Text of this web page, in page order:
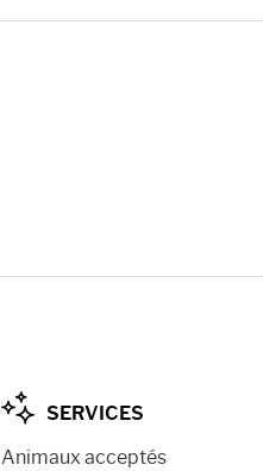
SERVICES
Animaux acceptés